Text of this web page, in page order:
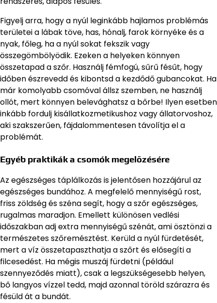
Figyelj arra, hogy a nyúl leginkább hajlamos problémás
területei a lábak töve, has, hónalj, farok környéke és a
nyak, főleg, ha a nyúl sokat fekszik vagy
összegömbölyödik. Ezeken a helyeken könnyen
összetapad a szőr. Használj fémfogú, sűrű fésűt, hogy
időben észrevedd és kibontsd a kezdődő gubancokat. Ha
már komolyabb csomóval állsz szemben, ne használj
ollót, mert könnyen belevághatsz a bőrbe! Ilyen esetben
inkább fordulj kisállatkozmetikushoz vagy állatorvoshoz,
aki szakszerűen, fájdalommentesen távolítja el a
problémát.
Egyéb praktikák a csomók megelőzésére
Az egészséges táplálkozás is jelentősen hozzájárul az
egészséges bundához. A megfelelő mennyiségű rost,
friss zöldség és széna segít, hogy a szőr egészséges,
rugalmas maradjon. Emellett különösen vedlési
időszakban adj extra mennyiségű szénát, ami ösztönzi a
természetes szőremésztést. Kerüld a nyúl fürdetését,
mert a víz összetapaszthatja a szőrt és elősegíti a
filcesedést. Ha mégis muszáj fürdetni (például
szennyeződés miatt), csak a legszükségesebb helyen,
bő langyos vízzel tedd, majd azonnal töröld szárazra és
fésüld át a bundát.